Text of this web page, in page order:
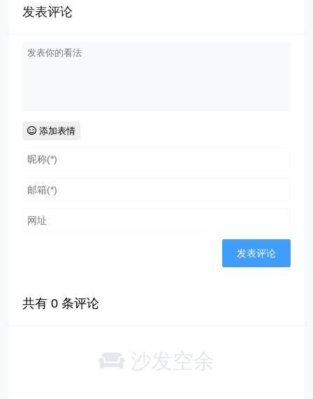
发表评论
添加表情
共有0 条评论
沙发空余